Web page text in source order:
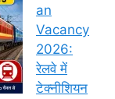
an
Vacancy
2026:
रेलवे में
टेक्नीशियन